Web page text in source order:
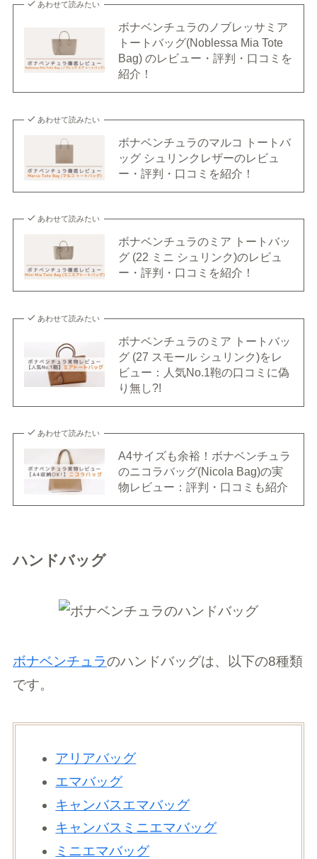
あわせて読みたい
ボナベンチュラのノブレッサミア
トートバッグ(Noblessa Mia Tote
Bag) のレビュー・評判・口コミを
紹介！
あわせて読みたい
ボナベンチュラのマルコ トートバ
ッグ シュリンクレザーのレビュ
ー・評判・口コミを紹介！
あわせて読みたい
ボナベンチュラのミア トートバッ
グ (22 ミニ シュリンク)のレビュ
ー・評判・口コミを紹介！
あわせて読みたい
ボナベンチュラのミア トートバッ
グ (27 スモール シュリンク)をレ
ビュー：人気No.1鞄の口コミに偽
り無し?!
あわせて読みたい
A4サイズも余裕！ボナベンチュラ
のニコラバッグ(Nicola Bag)の実
物レビュー：評判・口コミも紹介
ハンドバッグ
ボナベンチュラのハンドバッグは、以下の8種類
です。
アリアバッグ
エマバッグ
キャンバスエマバッグ
キャンバスミニエマバッグ
ミニエマバッグ